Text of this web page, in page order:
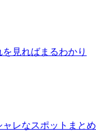
を見ればまるわかり
ャレなスポットまとめ